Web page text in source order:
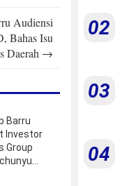
Audiensi
Bahas Isu
Daerah →
Barru
Investor
Group
02
03
04